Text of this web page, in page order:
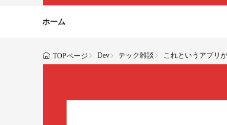
ホーム
TOPページ Dev テック雑談 これというアプリ